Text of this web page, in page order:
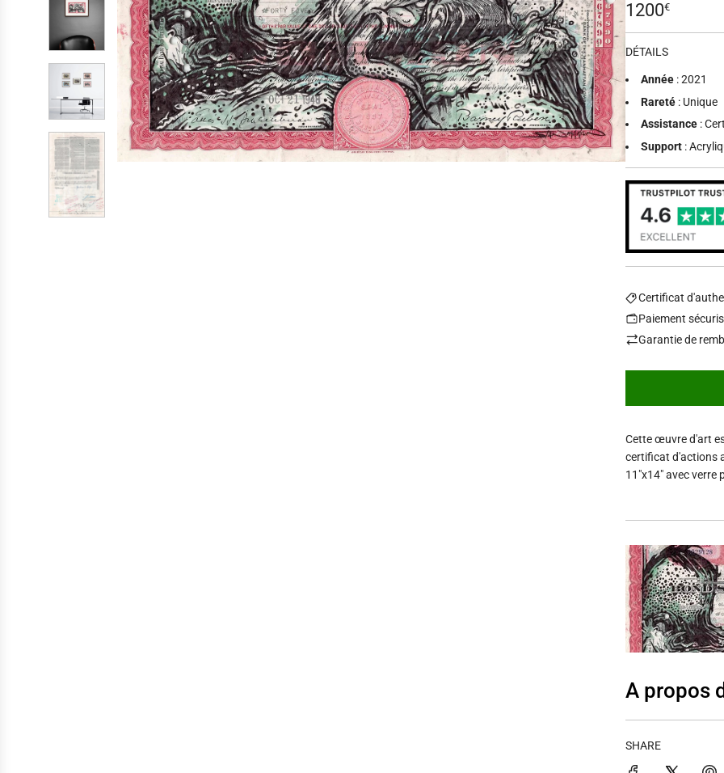
Prix
régulier
1200€
DÉTAILS
Année: 2021
Rareté: Unique
Assistance:
Support:
Certificat
Paiement
Garantie de
Cette œuvre d'art
certificat d'actions
11"x14" avec verre
A propos
SHARE